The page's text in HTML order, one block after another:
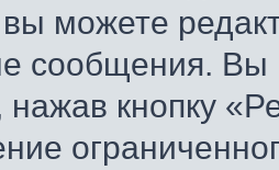
можете
сообщения. Вы
кнопку